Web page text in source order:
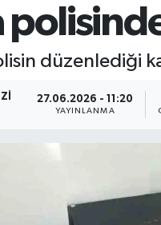
düzenlediği
27.06.2026 - 11:20
YAYINLANMA
Fikstür